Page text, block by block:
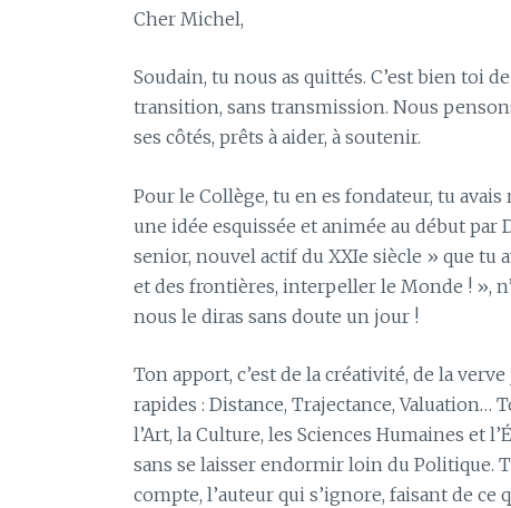
Cher Michel,
Soudain, tu nous as quittés. C’est bien toi
transition, sans transmission. Nous
ses côtés, prêts à aider, à soutenir.
Pour le Collège, tu en es fondateur, tu
une idée esquissée et animée au début par
senior, nouvel actif du XXIe siècle » que tu
et des frontières, interpeller le Monde ! »,
nous le diras sans doute un jour !
Ton apport, c’est de la créativité, de la
rapides : Distance, Trajectance, Valuation…
l’Art, la Culture, les Sciences Humaines et
sans se laisser endormir loin du Politique.
compte, l’auteur qui s’ignore, faisant de